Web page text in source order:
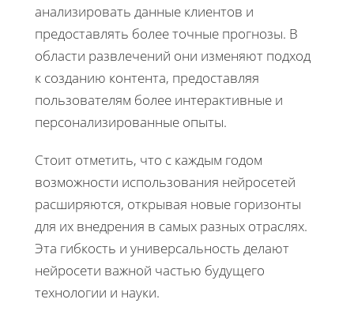
анализировать данные клиентов и
предоставлять более точные прогнозы. В
области развлечений они изменяют подход
к созданию контента, предоставляя
пользователям более интерактивные и
персонализированные опыты.
Стоит отметить, что с каждым годом
возможности использования нейросетей
расширяются, открывая новые горизонты
для их внедрения в самых разных отраслях.
Эта гибкость и универсальность делают
нейросети важной частью будущего
технологии и науки.